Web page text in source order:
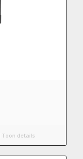
Toon details